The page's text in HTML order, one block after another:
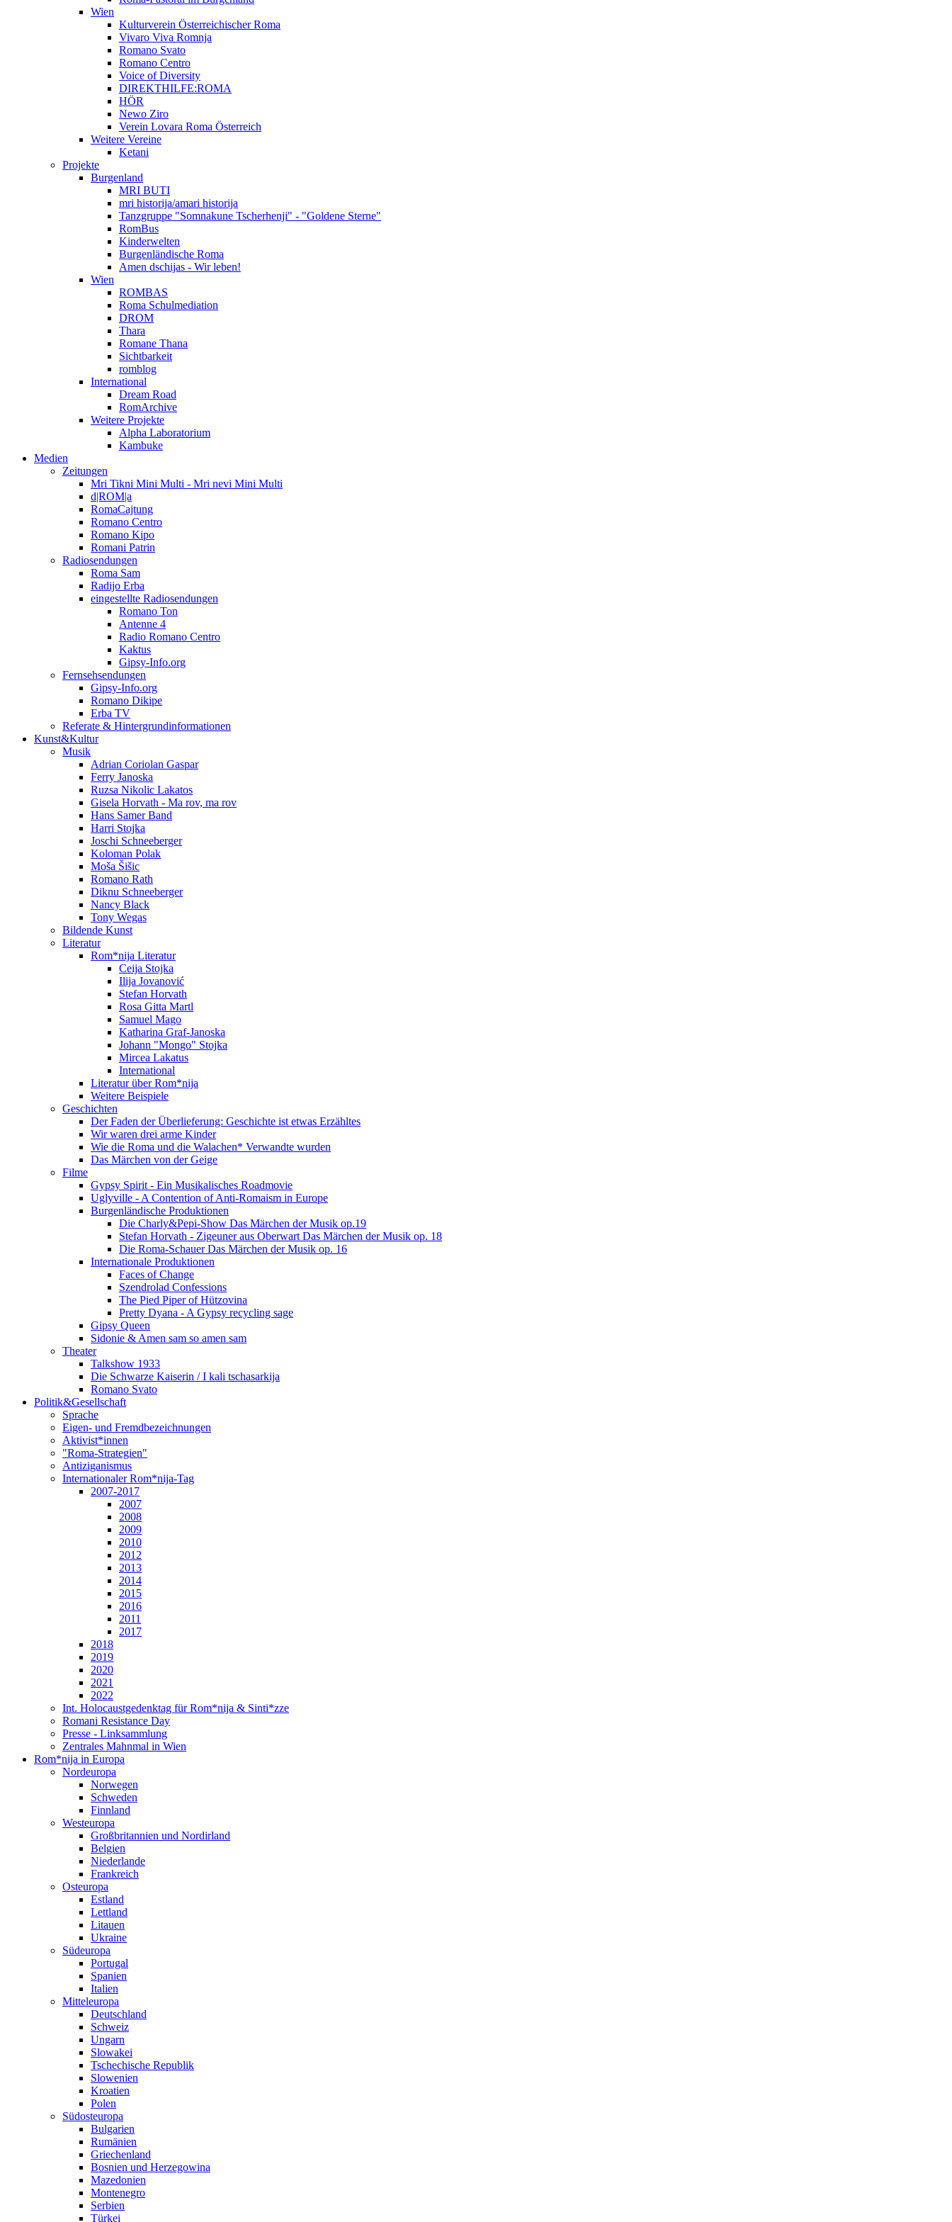
Wien
Kulturverein Österreichischer Roma
Vivaro Viva Romnja
Romano Svato
Romano Centro
Voice of Diversity
DIREKTHILFE:ROMA
HÖR
Newo Ziro
Verein Lovara Roma Österreich
Weitere Vereine
Ketani
Projekte
Burgenland
MRI BUTI
mri historija/amari historija
Tanzgruppe "Somnakune Tscherhenji" - "Goldene Sterne"
RomBus
Kinderwelten
Burgenländische Roma
Amen dschijas - Wir leben!
Wien
ROMBAS
Roma Schulmediation
DROM
Thara
Romane Thana
Sichtbarkeit
romblog
International
Dream Road
RomArchive
Weitere Projekte
Alpha Laboratorium
Kambuke
Medien
Zeitungen
Mri Tikni Mini Multi - Mri nevi Mini Multi
d|ROM|a
RomaCajtung
Romano Centro
Romano Kipo
Romani Patrin
Radiosendungen
Roma Sam
Radijo Erba
eingestellte Radiosendungen
Romano Ton
Antenne 4
Radio Romano Centro
Kaktus
Gipsy-Info.org
Fernsehsendungen
Gipsy-Info.org
Romano Dikipe
Erba TV
Referate & Hintergrundinformationen
Kunst&Kultur
Musik
Adrian Coriolan Gaspar
Ferry Janoska
Ruzsa Nikolic Lakatos
Gisela Horvath - Ma rov, ma rov
Hans Samer Band
Harri Stojka
Joschi Schneeberger
Koloman Polak
Moša Šišic
Romano Rath
Diknu Schneeberger
Nancy Black
Tony Wegas
Bildende Kunst
Literatur
Rom*nija Literatur
Ceija Stojka
Ilija Jovanović
Stefan Horvath
Rosa Gitta Martl
Samuel Mago
Katharina Graf-Janoska
Johann "Mongo" Stojka
Mircea Lakatus
International
Literatur über Rom*nija
Weitere Beispiele
Geschichten
Der Faden der Überlieferung: Geschichte ist etwas Erzähltes
Wir waren drei arme Kinder
Wie die Roma und die Walachen* Verwandte wurden
Das Märchen von der Geige
Filme
Gypsy Spirit - Ein Musikalisches Roadmovie
Uglyville - A Contention of Anti-Romaism in Europe
Burgenländische Produktionen
Die Charly&Pepi-Show Das Märchen der Musik op.19
Stefan Horvath - Zigeuner aus Oberwart Das Märchen der Musik op. 18
Die Roma-Schauer Das Märchen der Musik op. 16
Internationale Produktionen
Faces of Change
Szendrolad Confessions
The Pied Piper of Hützovina
Pretty Dyana - A Gypsy recycling sage
Gipsy Queen
Sidonie & Amen sam so amen sam
Theater
Talkshow 1933
Die Schwarze Kaiserin / I kali tschasarkija
Romano Svato
Politik&Gesellschaft
Sprache
Eigen- und Fremdbezeichnungen
Aktivist*innen
"Roma-Strategien"
Antiziganismus
Internationaler Rom*nija-Tag
2007-2017
2007
2008
2009
2010
2012
2013
2014
2015
2016
2011
2017
2018
2019
2020
2021
2022
Int. Holocaustgedenktag für Rom*nija & Sinti*zze
Romani Resistance Day
Presse - Linksammlung
Zentrales Mahnmal in Wien
Rom*nija in Europa
Nordeuropa
Norwegen
Schweden
Finnland
Westeuropa
Großbritannien und Nordirland
Belgien
Niederlande
Frankreich
Osteuropa
Estland
Lettland
Litauen
Ukraine
Südeuropa
Portugal
Spanien
Italien
Mitteleuropa
Deutschland
Schweiz
Ungarn
Slowakei
Tschechische Republik
Slowenien
Kroatien
Polen
Südosteuropa
Bulgarien
Rumänien
Griechenland
Bosnien und Herzegowina
Mazedonien
Montenegro
Serbien
Türkei